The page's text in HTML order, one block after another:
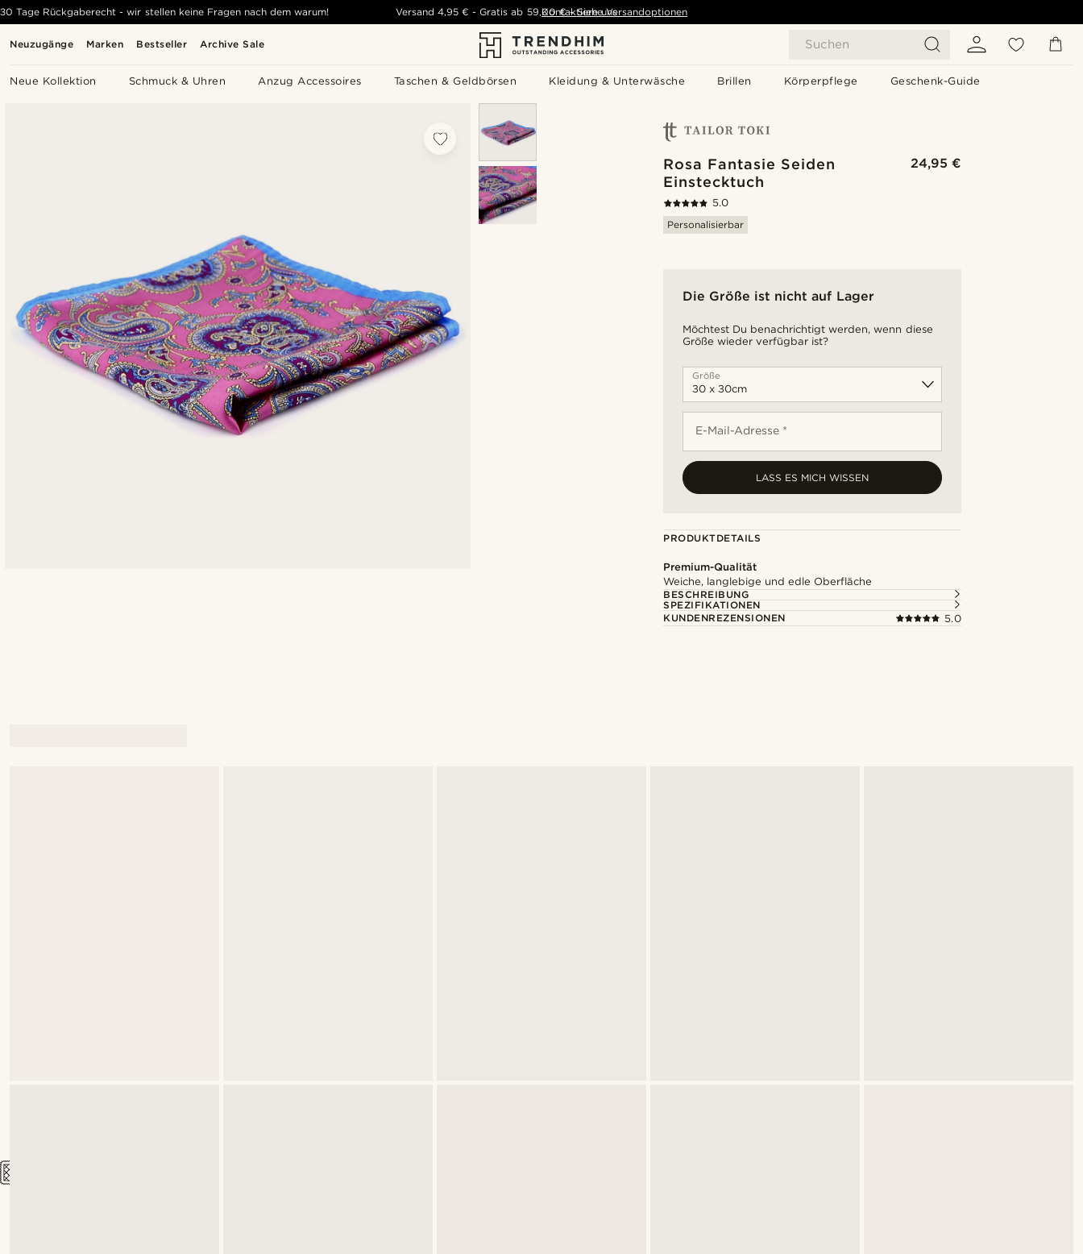
Neuzugänge Marken Bestseller Archive Sale Suchen
Neue Kollektion Schmuck & Uhren Anzug Accessoires Taschen & Geldbörsen Kleidung & Unterwäsche Brillen Körperpflege Geschenk-Guide
30 Tage Rückgaberecht - wir stellen keine Fragen nach dem warum! Versand 4,95 € -Gratis ab 59,00 € - Siehe Versandoptionen
Kontaktiere uns
Rosa Fantasie Seiden
Einstecktuch
24,95 €
5.0
Personalisierbar
Die Größe ist nicht auf Lager
Möchtest Du benachrichtigt werden, wenn diese
Größe wieder verfügbar ist?
Größe
E-Mail-Adresse *
LASS ES MICH WISSEN
PRODUKTDETAILS
Premium-Qualität
Weiche, langlebige und edle Oberfläche
BESCHREIBUNG
SPEZIFIKATIONEN
KUNDENREZENSIONEN
5.0